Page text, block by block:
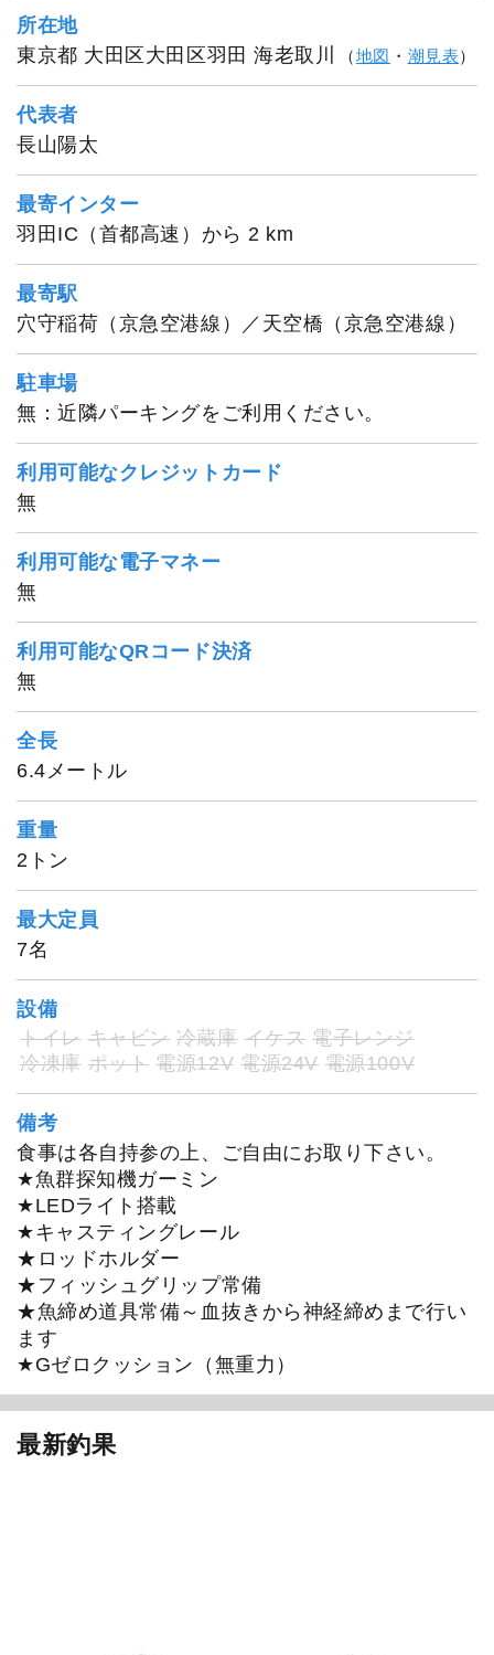
所在地
東京都 大田区大田区羽田 海老取川
（地図 ・ 潮見表）
代表者
長山陽太
最寄インター
羽田IC（首都高速）から 2 km
最寄駅
穴守稲荷（京急空港線）／天空橋（京急空港線）
駐車場
無：近隣パーキングをご利用ください。
利用可能なクレジットカード
無
利用可能な電子マネー
無
利用可能なQRコード決済
無
全長
6.4メートル
重量
2トン
最大定員
7名
設備
トイレ キャビン 冷蔵庫 イケス 電子レンジ
冷凍庫 ポット 電源12V 電源24V 電源100V
備考
食事は各自持参の上、ご自由にお取り下さい。
★魚群探知機ガーミン
★LEDライト搭載
★キャスティングレール
★ロッドホルダー
★フィッシュグリップ常備
★魚締め道具常備～血抜きから神経締めまで行い
ます
★Gゼロクッション（無重力）
最新釣果